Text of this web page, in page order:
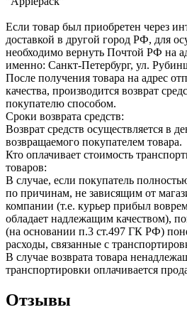
Если товар был приобретен через
доставкой в другой город РФ, для
необходимо вернуть Почтой РФ на
именно: Санкт-Петербург, ул.
После получения товара на адрес
качества, производится возврат
покупателю способом.
Сроки возврата средств:
Возврат средств осуществляется в
возвращаемого покупателем товара.
Кто оплачивает стоимость
товаров:
В случае, если покупатель
по причинам, не зависящим от
компании (т.е. курьер прибыл
обладает надлежащим качеством),
(на основании п.3 ст.497 ГК РФ)
расходы, связанные с
В случае возврата товара
транспортировки оплачивается
Отзывы